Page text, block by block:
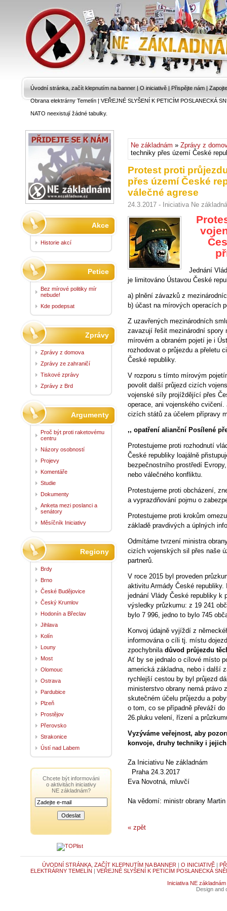
Úvodní stránka, začít klepnutím na banner | O iniciativě | Přispějte nám |
Obrana elektrárny Temelín|VEŘEJNÉ SLYŠENÍ K PETICÍM POSLANECKÁ
NATO neexistují žádné tabulky.
Ne základnám » Zprávy z
techniky přes území České
Protest proti
přes území České
válečné agrese
24.3.2017 - Iniciativa Ne
Jednání
je limitováno Ústavou České
a) plnění závazků z
b) účast na mírových operacích
Z uzavřených mezinárodních
zavazují řešit mezinárodní
mírovém a obraném pojetí je i
rozhodovat o průjezdu a přeletu
České republiky.
V rozporu s tímto mírovým
povolit další průjezd cizích
vojenské síly projíždějící přes
operace, ani vojenského
cizích států za účelem přípravy
,, opatření alianční Posílené
Protestujeme proti rozhodnutí
České republiky loajálně
bezpečnostního prostředí
nebo válečného konfliktu.
Protestujeme proti obcházení,
a vyprazdňování pojmu o
Protestujeme proti krokům
základě pravdivých a úplných
Odmítáme tvrzení ministra
cizích vojenských sil přes naše
partnerů.
V roce 2015 byl proveden
aktivitu Armády České
jednání Vlády České republiky k
výsledky průzkumu: z 19 241
bylo 7 996, jedno to bylo 745
Konvoj údajně vyjíždí z
informována o cíli tj. místu
zpochybnila důvod průjezdu
Ať by se jednalo o cílové místo
americká základna, nebo i další
rychlejší cestou by byl průjezd
ministerstvo obrany nemá právo
skutečném účelu průjezdu a
o tom, co se případně převáží
26.pluku velení, řízení a
Vyzýváme veřejnost, aby
konvoje, druhy techniky i jejich
Za
Praha 24.3.2017
Eva Novotná, mluvčí
Na vědomí: ministr obrany
« zpět
Akce
Historie akcí
Petice
Bez mírové politiky mír
nebude!
Kde podepsat
Zprávy
Zprávy z domova
Zprávy ze zahraničí
Tiskové zprávy
Zprávy z Brd
Argumenty
Proč být proti raketovému
centru
Názory osobností
Projevy
Komentáře
Studie
Dokumenty
Anketa mezi poslanci a
senátory
Měsíčník Iniciativy
Regiony
Brdy
Brno
České Budějovice
Český Krumlov
Hodonín a Břeclav
Jihlava
Kolín
Louny
Most
Olomouc
Ostrava
Pardubice
Plzeň
Prostějov
Přerovsko
Strakonice
Ústí nad Labem
Chcete být informováni
o aktivitách iniciativy
NE základnám?
ÚVODNÍ STRÁNKA, ZAČÍT KLEPNUTÍM NA BANNER | O INICIATIVĚ|
ELEKTRÁRNY TEMELÍN | VEŘEJNÉ SLYŠENÍ K PETICÍM POSLANECKÁ
Iniciativa NE základnám
Design and